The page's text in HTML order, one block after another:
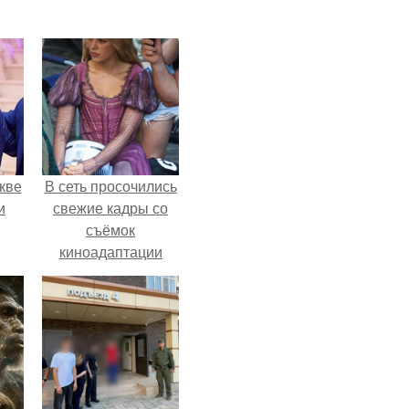
В сеть просочились
свежие кадры со
съёмок
киноадаптации
"Рапунцель", и всё
внимание
моментально
оказалось
приковано к Тиган
крофт.